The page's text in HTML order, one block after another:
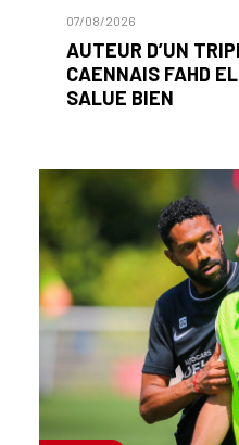
07/08/2026
AUTEUR D’UN
CAENNAIS FAHD
SALUE BIEN